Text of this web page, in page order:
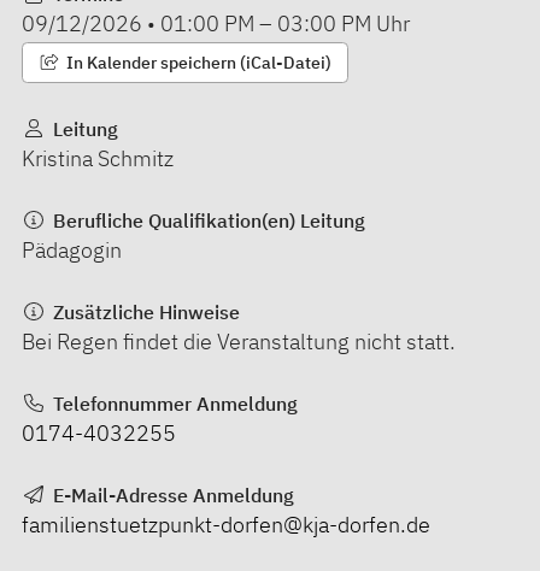
09/12/2026 • 01:00 PM – 03:00 PM Uhr
In Kalender speichern (iCal-Datei)
Leitung
Kristina Schmitz
Berufliche Qualifikation(en) Leitung
Pädagogin
Zusätzliche Hinweise
Bei Regen findet die Veranstaltung nicht statt.
Telefonnummer Anmeldung
0174-4032255
E-Mail-Adresse Anmeldung
familienstuetzpunkt-dorfen@kja-dorfen.de